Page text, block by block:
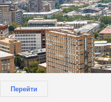
Перейти